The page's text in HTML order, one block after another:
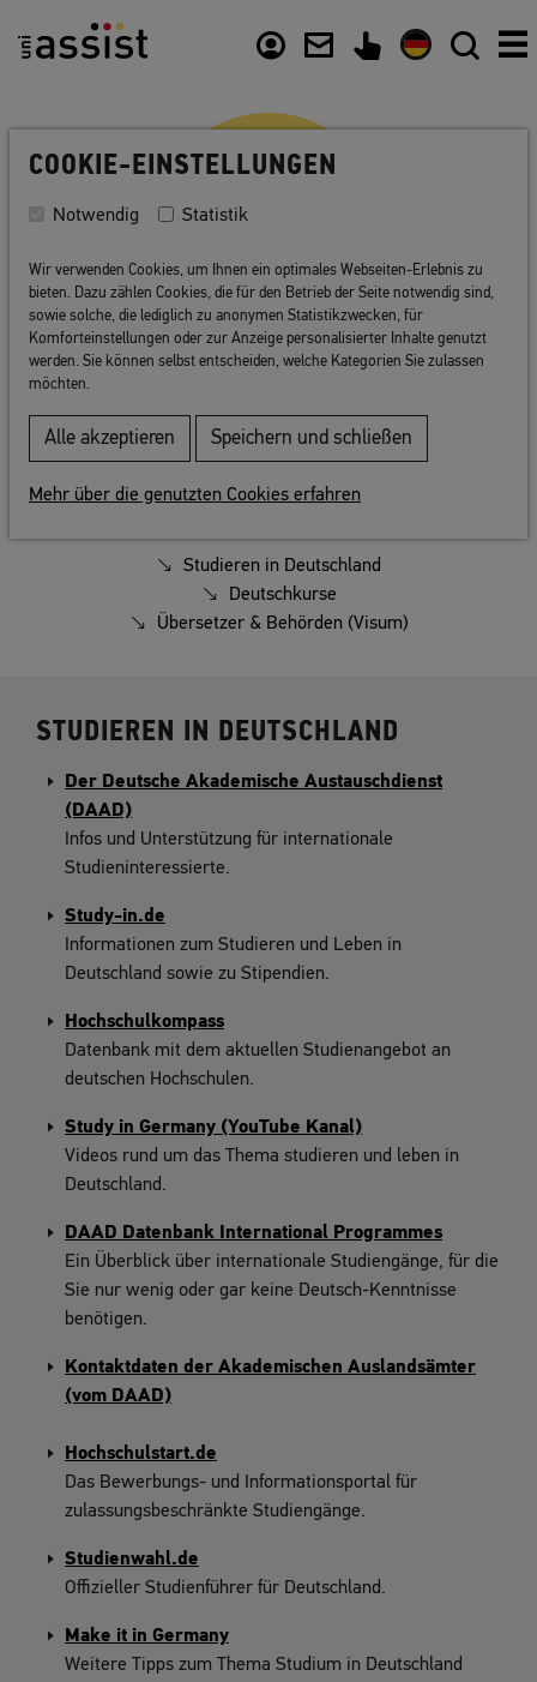
Auf diesen Websites finden Sie wichtige
Studieren in Deutschland
Deutschkurse
Übersetzer & Behörden (Visum)
STUDIEREN IN DEUTSCHLAND
Der Deutsche Akademische Austauschdienst
(DAAD)
Infos und Unterstützung für internationale
Studieninteressierte.
Study-in.de
Informationen zum Studieren und Leben in
Deutschland sowie zu Stipendien.
Hochschulkompass
Datenbank mit dem aktuellen Studienangebot an
deutschen Hochschulen.
Study in Germany (YouTube Kanal)
Videos rund um das Thema studieren und leben in
Deutschland.
DAAD Datenbank International Programmes
Ein Überblick über internationale Studiengänge, für die
Sie nur wenig oder gar keine Deutsch-Kenntnisse
benötigen.
Kontaktdaten der Akademischen Auslandsämter
(vom DAAD)
Hochschulstart.de
Das Bewerbungs- und Informationsportal für
zulassungsbeschränkte Studiengänge.
Studienwahl.de
Offizieller Studienführer für Deutschland.
Make it in Germany
Weitere Tipps zum Thema Studium in Deutschland
COOKIE-EINSTELLUNGEN
Notwendig Statistik
Wir verwenden Cookies, um Ihnen ein optimales Webseiten-Erlebnis zu
bieten. Dazu zählen Cookies, die für den Betrieb der Seite notwendig sind,
sowie solche, die lediglich zu anonymen Statistikzwecken, für
Komforteinstellungen oder zur Anzeige personalisierter Inhalte genutzt
werden. Sie können selbst entscheiden, welche Kategorien Sie zulassen
möchten.
Alle akzeptieren Speichern und schließen
Mehr über die genutzten Cookies erfahren